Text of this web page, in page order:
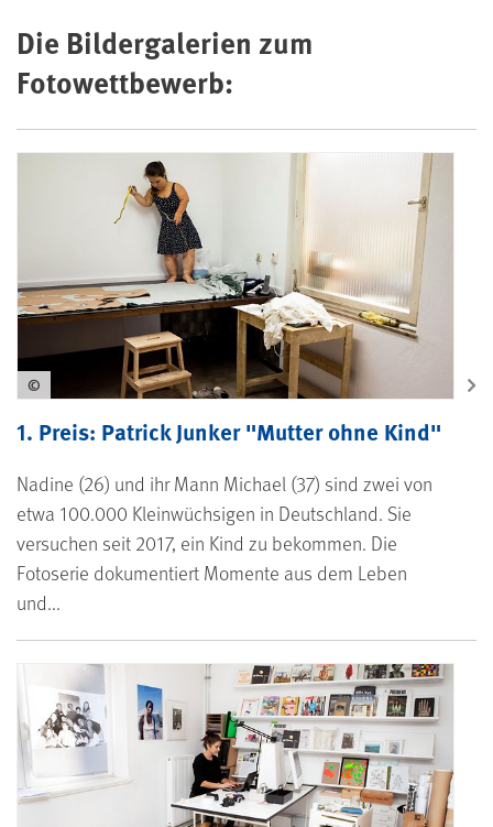
Die Bildergalerien zum
Fotowettbewerb:
Bildergalerien: Mensch - Arbeit -
1. Preis: Patrick Junker "Mutter ohne Kind"
Nadine (26) und ihr Mann Michael (37) sind zwei von
etwa 100.000 Kleinwüchsigen in Deutschland. Sie
versuchen seit 2017, ein Kind zu bekommen. Die
Fotoserie dokumentiert Momente aus dem Leben
und...
©